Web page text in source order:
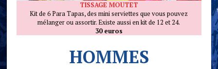
TISSAGE MOUTET
Kit de 6 Para Tapas, des mini serviettes que vous pouvez
mélanger ou assortir. Existe aussi en kit de 12 et 24.
30 euros
HOMMES